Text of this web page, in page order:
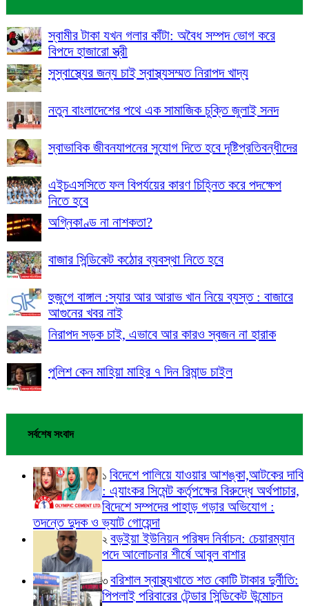
স্বামীর টাকা যখন গলার কাঁটা: অবৈধ সম্পদ ভোগ করে
বিপদে হাজারো স্ত্রী
সুস্বাস্থ্যের জন্য চাই স্বাস্থ্যসম্মত নিরাপদ খাদ্য
নতুন বাংলাদেশের পথে এক সামাজিক চুক্তি জুলাই সনদ
স্বাভাবিক জীবনযাপনের সুযোগ দিতে হবে দৃষ্টিপ্রতিবন্ধীদের
এইচএসসিতে ফল বিপর্যয়ের কারণ চিহ্নিত করে পদক্ষেপ
নিতে হবে
অগ্নিকাণ্ড না নাশকতা?
বাজার সিন্ডিকেট কঠোর ব্যবস্থা নিতে হবে
হুজুগে বাঙ্গাল :স্যার আর আরাভ খান নিয়ে ব্যস্ত : বাজারে
আগুনের খবর নাই
নিরাপদ সড়ক চাই, এভাবে আর কারও স্বজন না হারাক
পুলিশ কেন মাহিয়া মাহির ৭ দিন রিমান্ড চাইল
সর্বশেষ সংবাদ
১ বিদেশে পালিয়ে যাওয়ার আশঙ্কা,আটকের দাবি
: এ্যাংকর সিমেন্ট কর্তৃপক্ষের বিরুদ্ধে অর্থপাচার,
বিদেশে সম্পদের পাহাড় গড়ার অভিযোগ :
তদন্তে দুদক ও ভ্যাট গোয়েন্দা
২ বড়ইয়া ইউনিয়ন পরিষদ নির্বাচন: চেয়ারম্যান
পদে আলোচনার শীর্ষে আবুল বাশার
৩ বরিশাল স্বাস্থ্যখাতে শত কোটি টাকার দুর্নীতি:
পিপলাই পরিবারের টেন্ডার সিন্ডিকেট উন্মোচন